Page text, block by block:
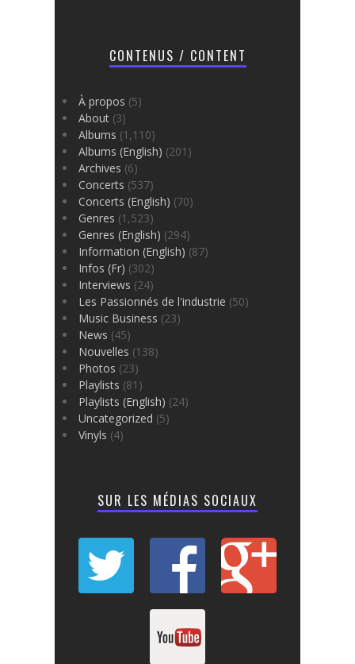
CONTENUS / CONTENT
À propos (5)
About (3)
Albums (1,110)
Albums (English) (201)
Archives (6)
Concerts (537)
Concerts (English) (70)
Genres (1,523)
Genres (English) (294)
Information (English) (87)
Infos (Fr) (302)
Interviews (24)
Les Passionnés de l'industrie (50)
Music Business (23)
News (45)
Nouvelles (138)
Photos (23)
Playlists (81)
Playlists (English) (24)
Uncategorized (5)
Vinyls (4)
SUR LES MÉDIAS SOCIAUX